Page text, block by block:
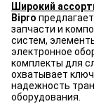
Широкий
Bipro
запчасти и
систем,
электронное
комплекты для
охватывает
надежность
оборудования.